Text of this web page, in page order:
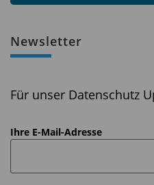
Newsletter
Für unser Datenschutz
Ihre E-Mail-Adresse